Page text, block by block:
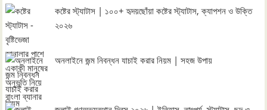
কষ্টের স্ট্যাটাস | ১০০+ হৃদয়ছোঁয়া কষ্টের স্ট্যাটাস, ক্যাপশন ও উক্তি
২০২৬
অনলাইনে জন্ম নিবন্ধন যাচাই করার নিয়ম | সহজ উপায়